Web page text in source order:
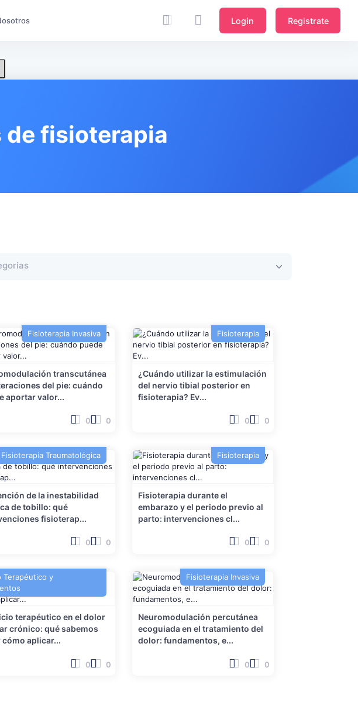
Login Registrate
de fisioterapia
Fisioterapia Invasiva
transcutánea
del pie: cuándo
aportar valor...
0 0
Fisioterapia
¿Cuándo utilizar la estimulación
del nervio tibial posterior en
fisioterapia? Ev...
0 0
Fisioterapia Traumatológica
de la inestabilidad
de tobillo: qué
fisioterap...
0 0
Fisioterapia
Fisioterapia durante el
embarazo y el periodo previo al
parto: intervenciones cl...
0 0
Terapéutico y
terapéutico en el dolor
crónico: qué sabemos
cómo aplicar...
0 0
Fisioterapia Invasiva
Neuromodulación percutánea
ecoguiada en el tratamiento del
dolor: fundamentos, e...
0 0